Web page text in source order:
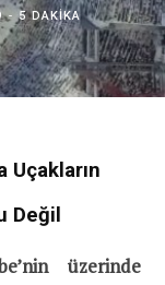
5 DAKIKA
Uçakların
Değil
üzerinde